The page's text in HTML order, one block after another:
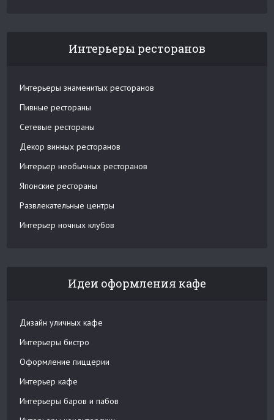
Интерьеры ресторанов
Интерьеры знаменитых ресторанов
Пивные рестораны
Сетевые рестораны
Декор винных ресторанов
Интерьер необычных ресторанов
Японские рестораны
Развлекательные центры
Интерьер ночных клубов
Идеи оформления кафе
Дизайн уличных кафе
Интерьеры бистро
Оформление пиццерии
Интерьер кафе
Интерьеры баров и пабов